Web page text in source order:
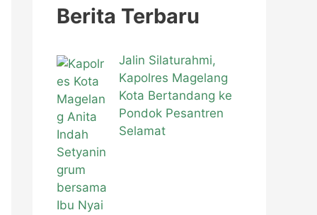
n
t
u
k
:
Berita Terbaru
Jalin Silaturahmi,
Kapolres Magelang
Kota Bertandang ke
Pondok Pesantren
Selamat